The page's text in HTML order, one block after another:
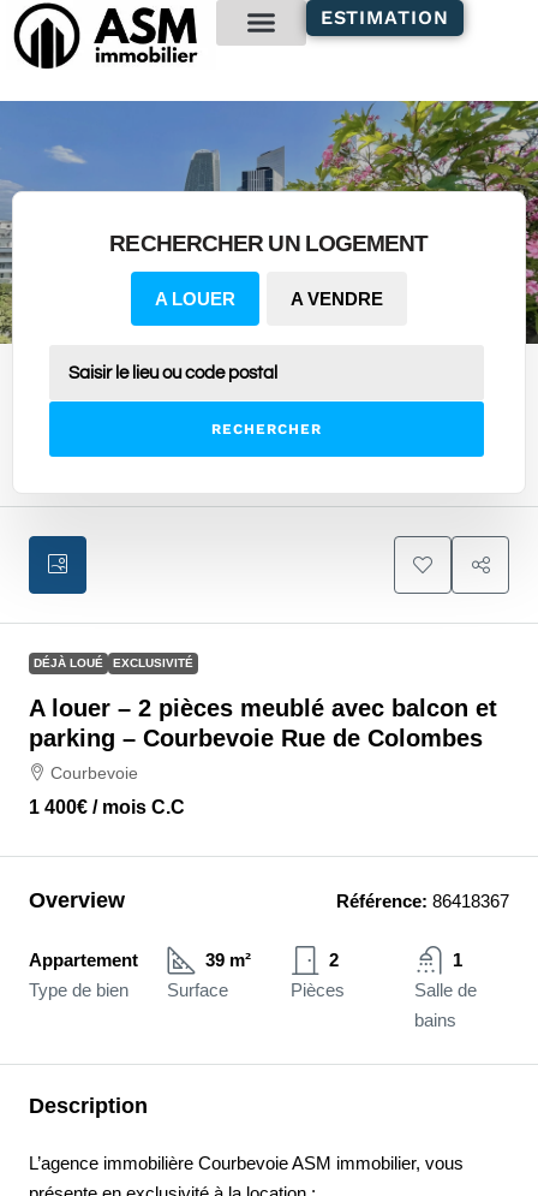
principal
ESTIMATION
RECHERCHER UN LOGEMENT
A LOUER A VENDRE
RECHERCHER
DÉJÀ LOUÉ EXCLUSIVITÉ
A louer – 2 pièces meublé avec balcon et
parking – Courbevoie Rue de Colombes
Courbevoie
1 400€ / mois C.C
Overview Référence: 86418367
Appartement
Type de bien
39 m²
Surface
2
Pièces
1
Salle de
bains
Description
L’agence immobilière Courbevoie ASM immobilier, vous